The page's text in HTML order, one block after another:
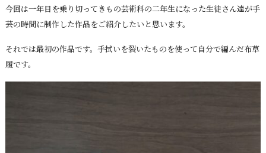
今回は一年目を乗り切ってきもの芸術科の二年生になった生徒さん達が手
芸の時間に制作した作品をご紹介したいと思います。
それでは最初の作品です。手拭いを裂いたものを使って自分で編んだ布草
履です。